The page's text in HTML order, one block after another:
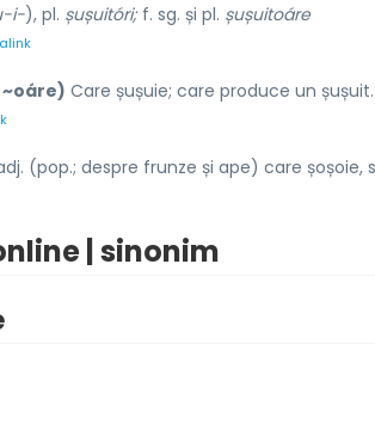
i-), pl. șușuitóri;f. sg. și pl. șușuitoáre
~oáre) Care șușuie; care produce un
(pop.; despre frunze și ape) care șoșoie,
| sinonim